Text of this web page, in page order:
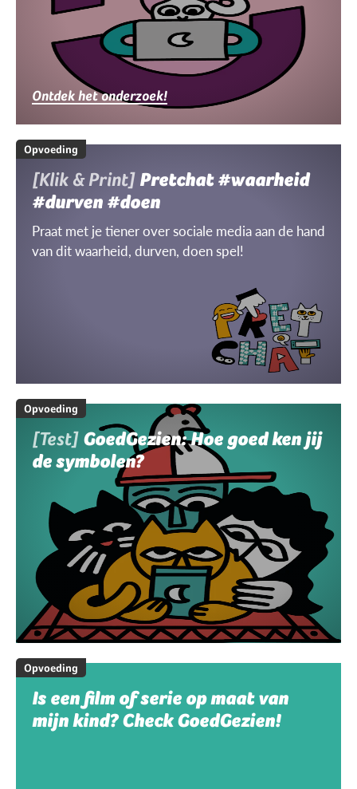
Ontdek het onderzoek!
Opvoeding
[Klik & Print] Pretchat #waarheid
#durven #doen
Praat met je tiener over sociale media aan de hand
van dit waarheid, durven, doen spel!
Opvoeding
[Test] GoedGezien: Hoe goed ken jij
de symbolen?
Opvoeding
Is een film of serie op maat van
mijn kind? Check GoedGezien!